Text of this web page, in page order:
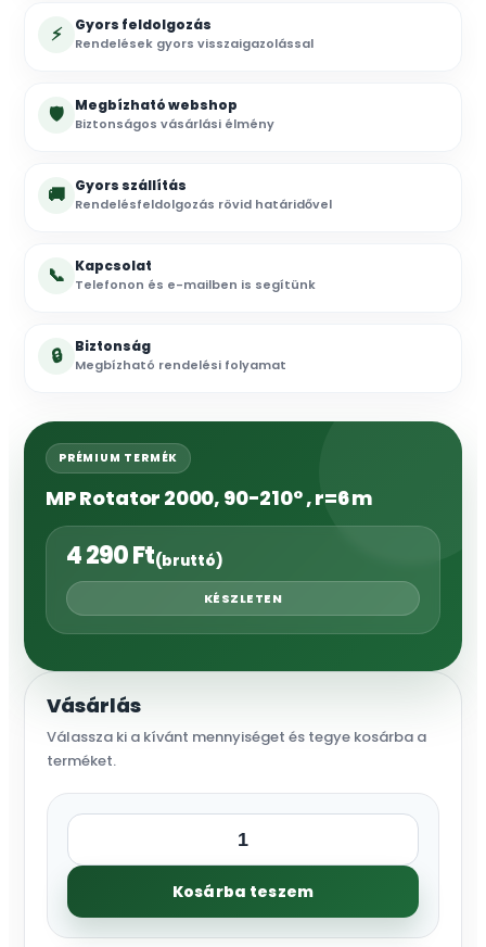
⚡ Gyors feldolgozás
Rendelések gyors visszaigazolással
🛡 Megbízható webshop
Biztonságos vásárlási élmény
🚚 Gyors szállítás
Rendelésfeldolgozás rövid határidővel
📞 Kapcsolat
Telefonon és e-mailben is segítünk
🔒 Biztonság
Megbízható rendelési folyamat
PRÉMIUM TERMÉK
MP Rotator 2000, 90-210° , r=6 m
4 290Ft(bruttó)
KÉSZLETEN
Vásárlás
Válassza ki a kívánt mennyiséget és tegye kosárba a
terméket.
MP
Rotator
2000,
Kosárba teszem